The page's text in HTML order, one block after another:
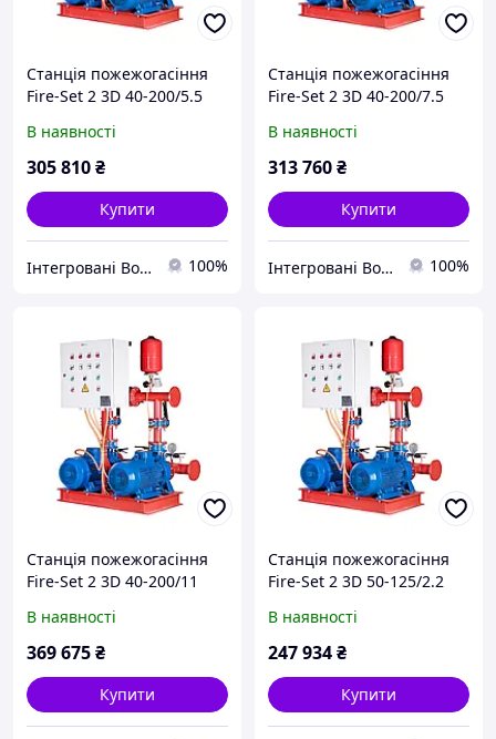
Станція пожежогасіння
Fire-Set 2 3D 40-200/5.5
(1роб+1рез)
Сертифікована ДСНС
В наявності
305 810₴
Купити
Інтегровані Водні Технології ТОВ 100%
Станція пожежогасіння
Fire-Set 2 3D 40-200/7.5
(1роб+1рез)
Сертифікована ДСНС
В наявності
313 760₴
Купити
Інтегровані Водні Технології ТОВ 100%
Станція пожежогасіння
Fire-Set 2 3D 40-200/11
(1роб+1рез)
Сертифікована ДСНС
В наявності
369 675₴
Купити
Станція пожежогасіння
Fire-Set 2 3D 50-125/2.2
(1роб+1рез)
Сертифікована ДСНС
В наявності
247 934₴
Купити